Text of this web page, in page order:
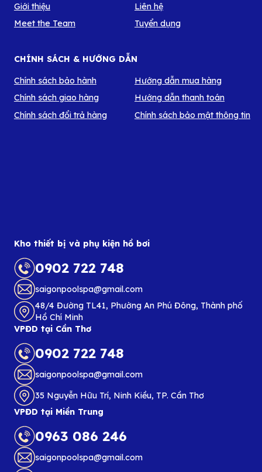
Giới thiệu
Meet the Team
Liên hệ
Tuyển dụng
CHÍNH SÁCH & HƯỚNG DẪN
Chính sách bảo hành
Chính sách giao hàng
Chính sách đổi trả hàng
Hướng dẫn mua hàng
Hướng dẫn thanh toán
Chính sách bảo mật thông tin
Kho thiết bị và phụ kiện hồ bơi
0902 722 748
saigonpoolspa@gmail.com
48/4 Đường TL41, Phường An Phú Đông, Thành phố
Hồ Chí Minh
VPĐD tại Cần Thơ
0902 722 748
saigonpoolspa@gmail.com
35 Nguyễn Hữu Trí, Ninh Kiều, TP. Cần Thơ
VPĐD tại Miền Trung
0963 086 246
saigonpoolspa@gmail.com